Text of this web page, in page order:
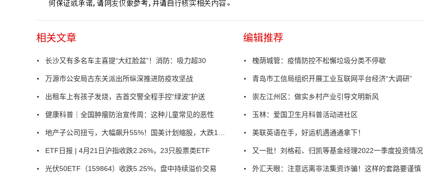
相关文章
长沙又有多名车主喜提“大红脸盆”！消防：吸力超30
万源市公安局古东关派出所纵深推进防疫攻坚战
出租车上有孩子发烧，吉首交警全程手控“绿波”护送
健康科普｜全国肿瘤防治宣传周：这种儿童常见的恶性
ETF日报 | 4月21日沪指收跌2.26%，23只股票类ETF
光伏50ETF（159864）收跌5.25%，盘中持续溢价交易
编辑推荐
槐荫城管：疫情防控不松懈垃圾分类不停歇
青岛市工信局组织开展工业互联网平台经济“大调研”
崇左江州区：做实乡村产业引导文明新风
玉林：爱国卫生月科普活动进社区
美联英语在手，好运机遇通通拿下！
又一批！刘格菘、归凯等基金经理2022一季度投资情况
外汇天眼：注意远离非法集资诈骗！这样的套路要谨慎